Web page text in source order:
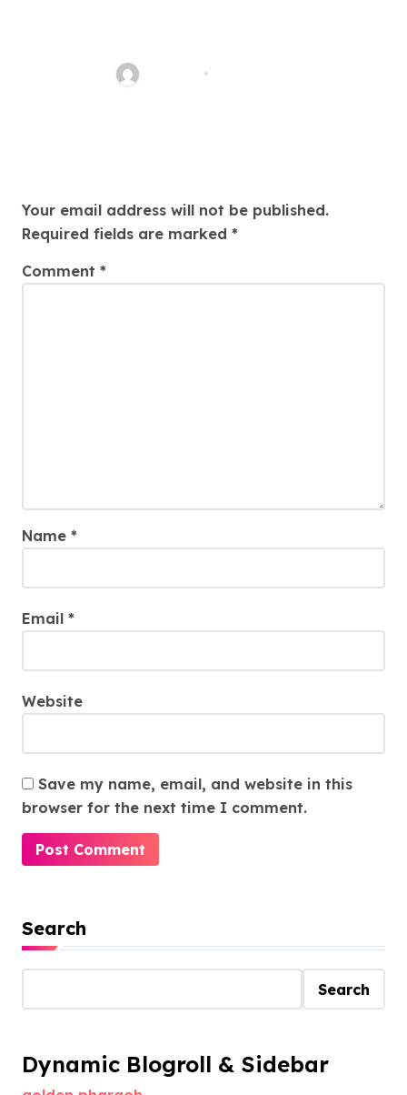
Ever-evolvingAkSeo47
Your email address will not be published.
Required fields are marked *
Comment *
Name *
Email *
Website
Save my name, email, and website in this
browser for the next time I comment.
Search
Search
Dynamic Blogroll & Sidebar